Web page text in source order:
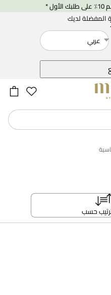
*
المفضلة لديك
عربي
حسب